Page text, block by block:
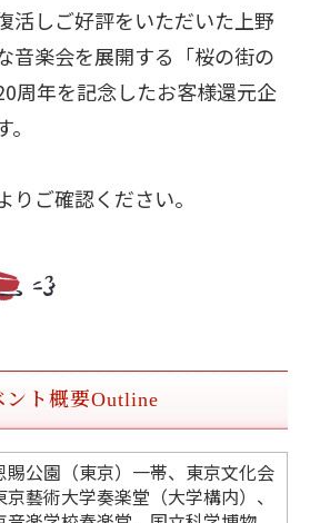
活しご好評をいただいた上野
音楽会を展開する「桜の街の
周年を記念したお客様還元企
ご確認ください。
ント概要Outline
賜公園（東京）一帯、東京文化会
京藝術大学奏楽堂（大学構内）、